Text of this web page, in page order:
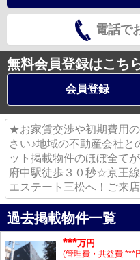
電話で
無料会員登録はこち
会員登録
★お家賃交渉や初期費用
さい♪地域の不動産会社
ット掲載物件のほぼ全て
府中駅徒歩３０秒☆京王
エステート三松へ！ご来
過去掲載物件一覧
***万円
(管理費・共益費 ***